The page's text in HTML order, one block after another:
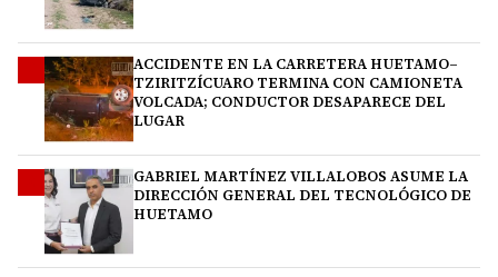
ACCIDENTE EN LA CARRETERA HUETAMO–
TZIRITZÍCUARO TERMINA CON CAMIONETA
VOLCADA; CONDUCTOR DESAPARECE DEL
LUGAR
GABRIEL MARTÍNEZ VILLALOBOS ASUME LA
DIRECCIÓN GENERAL DEL TECNOLÓGICO DE
HUETAMO